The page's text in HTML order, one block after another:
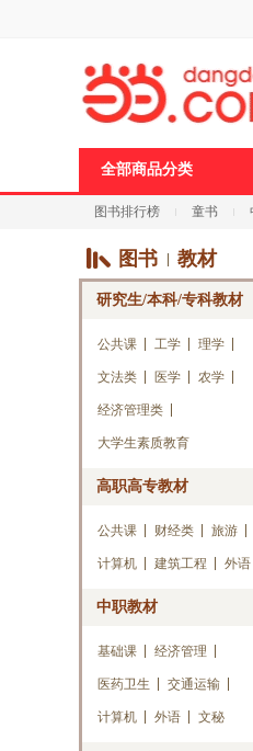
全部商品分类
图书排行榜 童书
图书 教材
研究生/本科/专科教材
公共课 工学 理学
文法类 医学 农学
经济管理类
大学生素质教育
高职高专教材
公共课 财经类 旅游
计算机 建筑工程 外语
中职教材
基础课 经济管理
医药卫生 交通运输
计算机 外语 文秘
页